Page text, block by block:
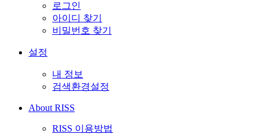
로그인
아이디 찾기
비밀번호 찾기
설정
내 정보
검색환경설정
About RISS
RISS 이용방법